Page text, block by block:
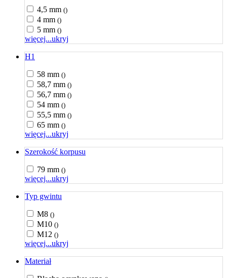
4,5 mm ()
4 mm ()
5 mm ()
więcej...ukryj
H1
58 mm ()
58,7 mm ()
56,7 mm ()
54 mm ()
55,5 mm ()
65 mm ()
więcej...ukryj
Szerokość korpusu
79 mm ()
więcej...ukryj
Typ gwintu
M8 ()
M10 ()
M12 ()
więcej...ukryj
Materiał